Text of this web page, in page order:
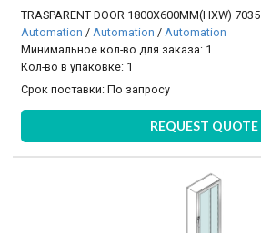
TRASPARENT DOOR 1800X600MM(HXW) 7035
Automation / Automation / Automation
Минимальное кол-во для заказа: 1
Кол-во в упаковке: 1
Срок поставки:По запросу
REQUEST QUOTE